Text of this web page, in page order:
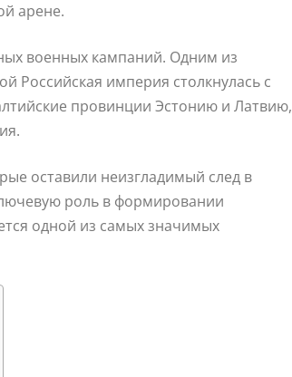
арене.
военных кампаний. Одним из
Российская империя столкнулась с
провинции Эстонию и Латвию,
оставили неизгладимый след в
роль в формировании
одной из самых значимых